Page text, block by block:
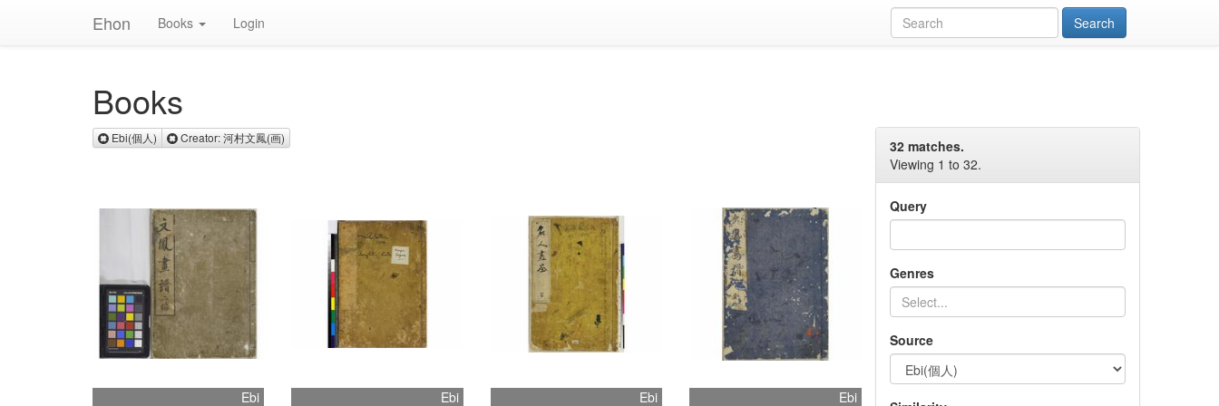
Ehon Books Login
Books
32 matches.
Viewing 1 to 32.
Query
Genres
Source
Ebi(個人) Remove Ebi(個人)
Creator: 河村文鳳(画)
Ebi Ebi Ebi Ebi